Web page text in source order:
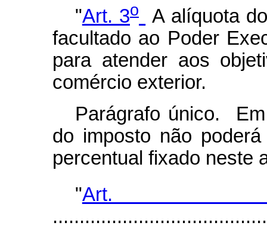
"Art. 3o
A alíquota
facultado ao Poder
para atender aos
comércio exterior.
Parágrafo único.
do imposto não
percentual fixado neste
"Art.